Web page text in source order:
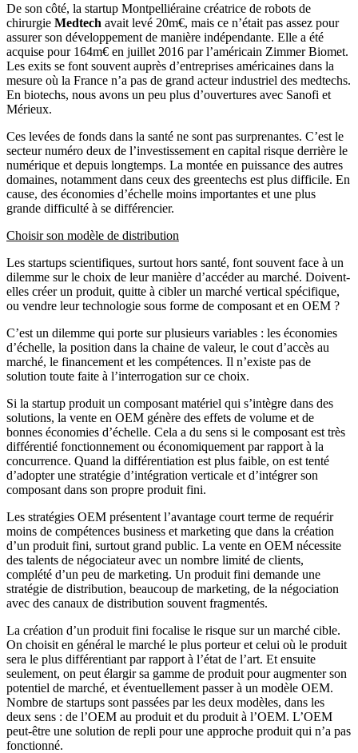
De son côté, la startup Montpelliéraine créatrice de robots de
chirurgie Medtech avait levé 20m€, mais ce n’était pas assez pour
assurer son développement de manière indépendante. Elle a été
acquise pour 164m€ en juillet 2016 par l’américain Zimmer Biomet.
Les exits se font souvent auprès d’entreprises américaines dans la
mesure où la France n’a pas de grand acteur industriel des medtechs.
En biotechs, nous avons un peu plus d’ouvertures avec Sanofi et
Mérieux.
Ces levées de fonds dans la santé ne sont pas surprenantes. C’est le
secteur numéro deux de l’investissement en capital risque derrière le
numérique et depuis longtemps. La montée en puissance des autres
domaines, notamment dans ceux des greentechs est plus difficile. En
cause, des économies d’échelle moins importantes et une plus
grande difficulté à se différencier.
Choisir son modèle de distribution
Les startups scientifiques, surtout hors santé, font souvent face à un
dilemme sur le choix de leur manière d’accéder au marché. Doivent-
elles créer un produit, quitte à cibler un marché vertical spécifique,
ou vendre leur technologie sous forme de composant et en OEM ?
C’est un dilemme qui porte sur plusieurs variables : les économies
d’échelle, la position dans la chaine de valeur, le cout d’accès au
marché, le financement et les compétences. Il n’existe pas de
solution toute faite à l’interrogation sur ce choix.
Si la startup produit un composant matériel qui s’intègre dans des
solutions, la vente en OEM génère des effets de volume et de
bonnes économies d’échelle. Cela a du sens si le composant est très
différentié fonctionnement ou économiquement par rapport à la
concurrence. Quand la différentiation est plus faible, on est tenté
d’adopter une stratégie d’intégration verticale et d’intégrer son
composant dans son propre produit fini.
Les stratégies OEM présentent l’avantage court terme de requérir
moins de compétences business et marketing que dans la création
d’un produit fini, surtout grand public. La vente en OEM nécessite
des talents de négociateur avec un nombre limité de clients,
complété d’un peu de marketing. Un produit fini demande une
stratégie de distribution, beaucoup de marketing, de la négociation
avec des canaux de distribution souvent fragmentés.
La création d’un produit fini focalise le risque sur un marché cible.
On choisit en général le marché le plus porteur et celui où le produit
sera le plus différentiant par rapport à l’état de l’art. Et ensuite
seulement, on peut élargir sa gamme de produit pour augmenter son
potentiel de marché, et éventuellement passer à un modèle OEM.
Nombre de startups sont passées par les deux modèles, dans les
deux sens : de l’OEM au produit et du produit à l’OEM. L’OEM
peut-être une solution de repli pour une approche produit qui n’a pas
fonctionné.